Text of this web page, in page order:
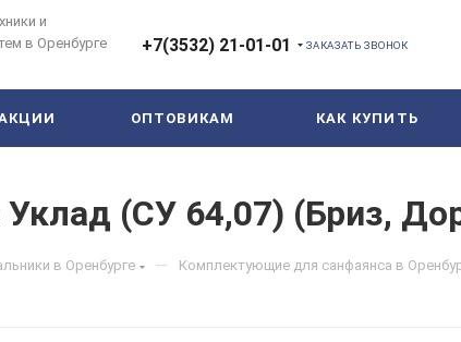
и
в Оренбурге
+7(3532) 21-01-01 ЗАКАЗАТЬ ЗВОНОК
ОПТОВИКАМ КАК КУПИТЬ
Уклад (СУ 64,07) (Бриз,
в Оренбурге — Комплектующие для санфаянса в